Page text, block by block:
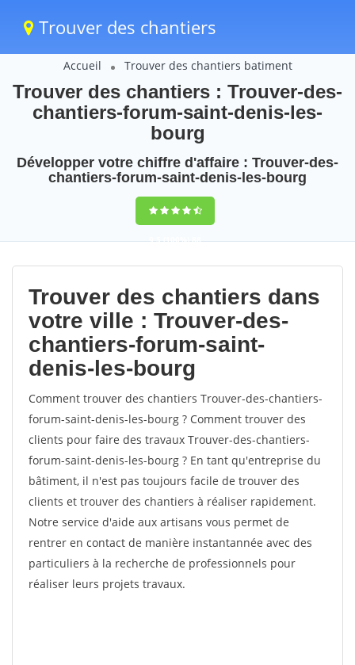
Trouver des chantiers
Accueil Trouver des chantiers batiment
Trouver des chantiers : Trouver-des-
chantiers-forum-saint-denis-les-
bourg
Développer votre chiffre d'affaire : Trouver-des-
chantiers-forum-saint-denis-les-bourg
9,5(100%)88
votes
Trouver des chantiers dans
votre ville : Trouver-des-
chantiers-forum-saint-
denis-les-bourg
Comment trouver des chantiers Trouver-des-chantiers-
forum-saint-denis-les-bourg ? Comment trouver des
clients pour faire des travaux Trouver-des-chantiers-
forum-saint-denis-les-bourg ? En tant qu'entreprise du
bâtiment, il n'est pas toujours facile de trouver des
clients et trouver des chantiers à réaliser rapidement.
Notre service d'aide aux artisans vous permet de
rentrer en contact de manière instantannée avec des
particuliers à la recherche de professionnels pour
réaliser leurs projets travaux.